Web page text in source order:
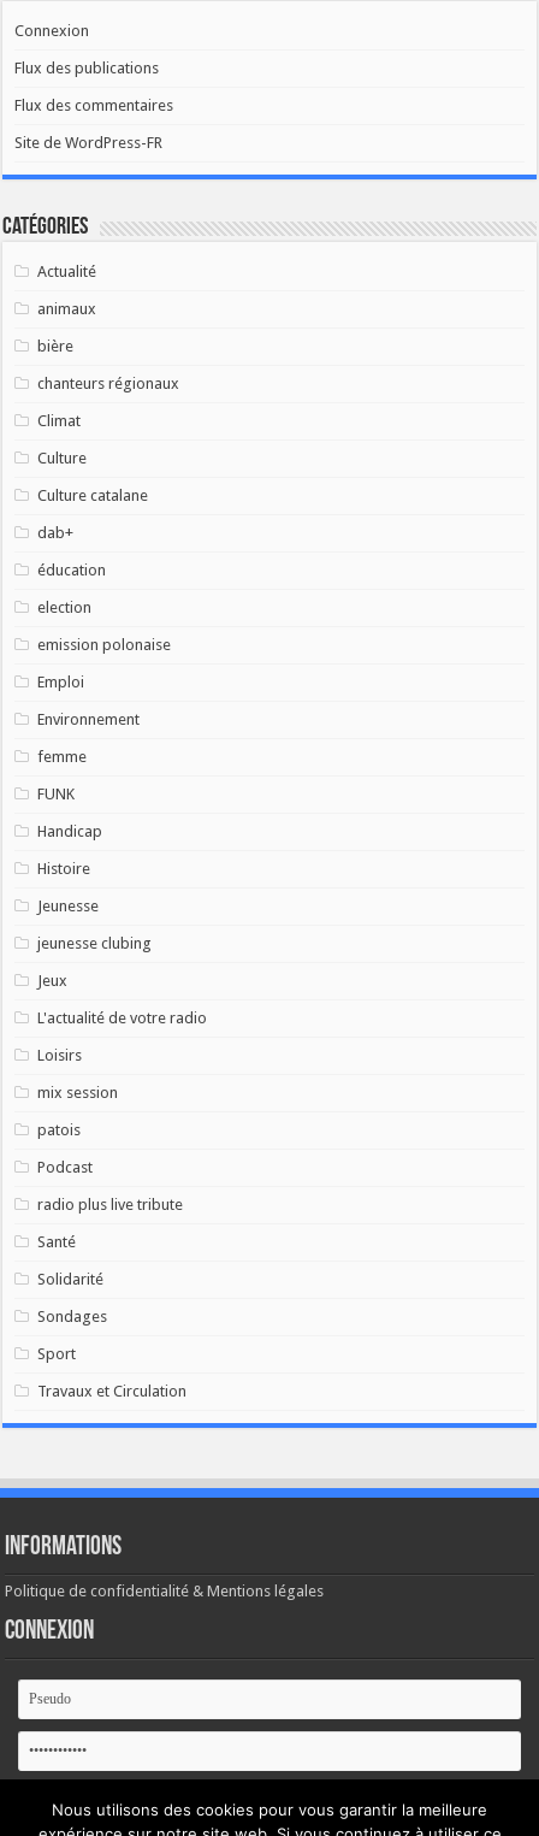
Connexion
Flux des publications
Flux des commentaires
Site de WordPress-FR
Catégories
Actualité
animaux
bière
chanteurs régionaux
Climat
Culture
Culture catalane
dab+
éducation
election
emission polonaise
Emploi
Environnement
femme
FUNK
Handicap
Histoire
Jeunesse
jeunesse clubing
Jeux
L'actualité de votre radio
Loisirs
mix session
patois
Podcast
radio plus live tribute
Santé
Solidarité
Sondages
Sport
Travaux et Circulation
Informations
Politique de confidentialité & Mentions légales
Connexion
Se souvenir de moi
Nous utilisons des cookies pour vous garantir la meilleure